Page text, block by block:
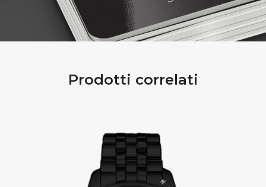
Prodotti correlati